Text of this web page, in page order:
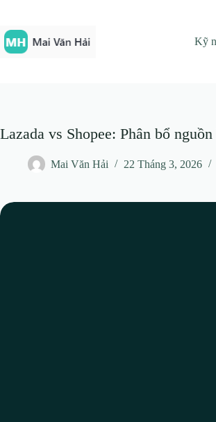
phần
nội
dung
Kỹ
Lazada vs Shopee: Phân bổ
Mai Văn Hải 22 Tháng 3, 2026